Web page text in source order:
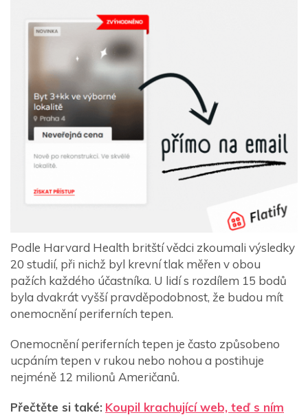
Podle Harvard Health britští vědci zkoumali výsledky
20 studií, při nichž byl krevní tlak měřen v obou
pažích každého účastníka. U lidí s rozdílem 15 bodů
byla dvakrát vyšší pravděpodobnost, že budou mít
onemocnění periferních tepen.
Onemocnění periferních tepen je často způsobeno
ucpáním tepen v rukou nebo nohou a postihuje
nejméně 12 milionů Američanů.
Přečtěte si také: Koupil krachující web, teď s ním